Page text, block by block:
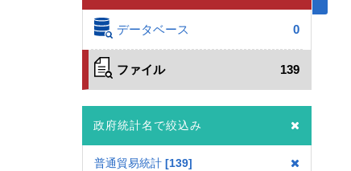
データベース 0
ファイル 139
政府統計名で絞込み
普通貿易統計 139